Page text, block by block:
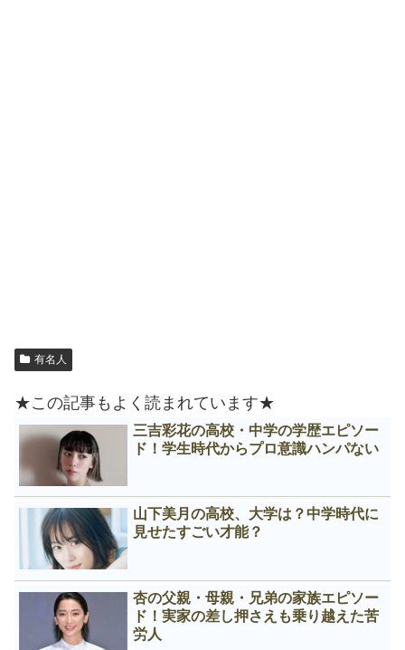
有名人
★この記事もよく読まれています★
三吉彩花の高校・中学の学歴エピソー
ド！学生時代からプロ意識ハンパない
山下美月の高校、大学は？中学時代に
見せたすごい才能？
杏の父親・母親・兄弟の家族エピソー
ド！実家の差し押さえも乗り越えた苦
労人